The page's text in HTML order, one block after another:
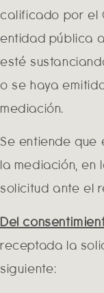
calificado por el
entidad pública
esté
o se haya
mediación.
Se entiende
la mediación, en
solicitud ante el
Del
receptada la
siguiente: